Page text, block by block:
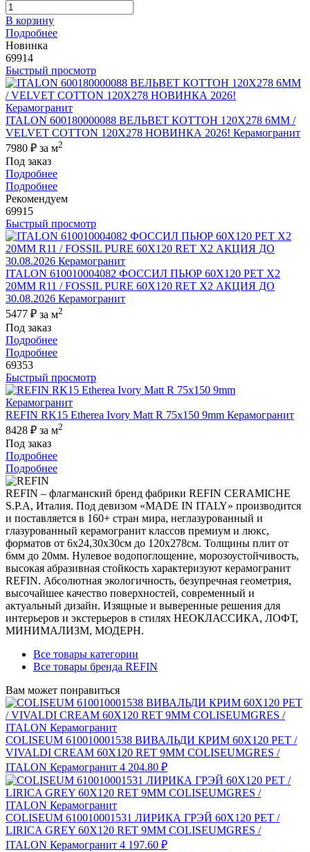
В корзину
Подробнее
Новинка
69914
Быстрый просмотр
ITALON 600180000088 ВЕЛЬВЕТ КОТТОН 120X278 6ММ /
VELVET COTTON 120X278 НОВИНКА 2026! Керамогранит
7980 ₽ за м2
Под заказ
Подробнее
Подробнее
Рекомендуем
69915
Быстрый просмотр
ITALON 610010004082 ФОССИЛ ПЬЮР 60X120 РЕТ Х2
20MM R11 / FOSSIL PURE 60X120 RET X2 АКЦИЯ ДО
30.08.2026 Керамогранит
5477 ₽ за м2
Под заказ
Подробнее
Подробнее
69353
Быстрый просмотр
REFIN RK15 Etherea Ivory Matt R 75x150 9mm Керамогранит
8428 ₽ за м2
Под заказ
Подробнее
Подробнее
REFIN – флагманский бренд фабрики REFIN CERAMICHE
S.P.A, Италия. Под девизом «MADE IN ITALY» производится
и поставляется в 160+ стран мира, неглазурованный и
глазурованный керамогранит классов премиум и люкс,
форматов от 6х24,30х30см до 120х278см. Толщины плит от
6мм до 20мм. Нулевое водопоглощение, морозоустойчивость,
высокая абразивная стойкость характеризуют керамогранит
REFIN. Абсолютная экологичность, безупречная геометрия,
высочайшее качество поверхностей, современный и
актуальный дизайн. Изящные и выверенные решения для
интерьеров и экстерьеров в стилях НЕОКЛАССИКА, ЛОФТ,
МИНИМАЛИЗМ, МОДЕРН.
Все товары категории
Все товары бренда REFIN
Вам может понравиться
COLISEUM 610010001538 ВИВАЛЬДИ КРИМ 60X120 РЕТ /
VIVALDI CREAM 60X120 RET 9MM COLISEUMGRES /
ITALON Керамогранит 4 204.80 ₽
COLISEUM 610010001531 ЛИРИКА ГРЭЙ 60X120 РЕТ /
LIRICA GREY 60X120 RET 9MM COLISEUMGRES /
ITALON Керамогранит 4 197.60 ₽